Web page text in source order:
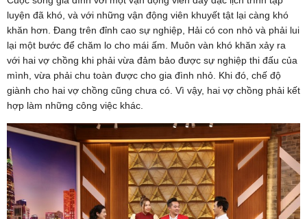
luyện đã khó, và với những vận động viên khuyết tật lại càng khó
khăn hơn. Đang trên đỉnh cao sự nghiệp, Hải có con nhỏ và phải lui
lại một bước để chăm lo cho mái ấm. Muôn vàn khó khăn xảy ra
với hai vợ chồng khi phải vừa đảm bảo được sự nghiệp thi đấu của
mình, vừa phải chu toàn được cho gia đình nhỏ. Khi đó, chế độ
giành cho hai vợ chồng cũng chưa có. Vì vậy, hai vợ chồng phải kết
hợp làm những công việc khác.